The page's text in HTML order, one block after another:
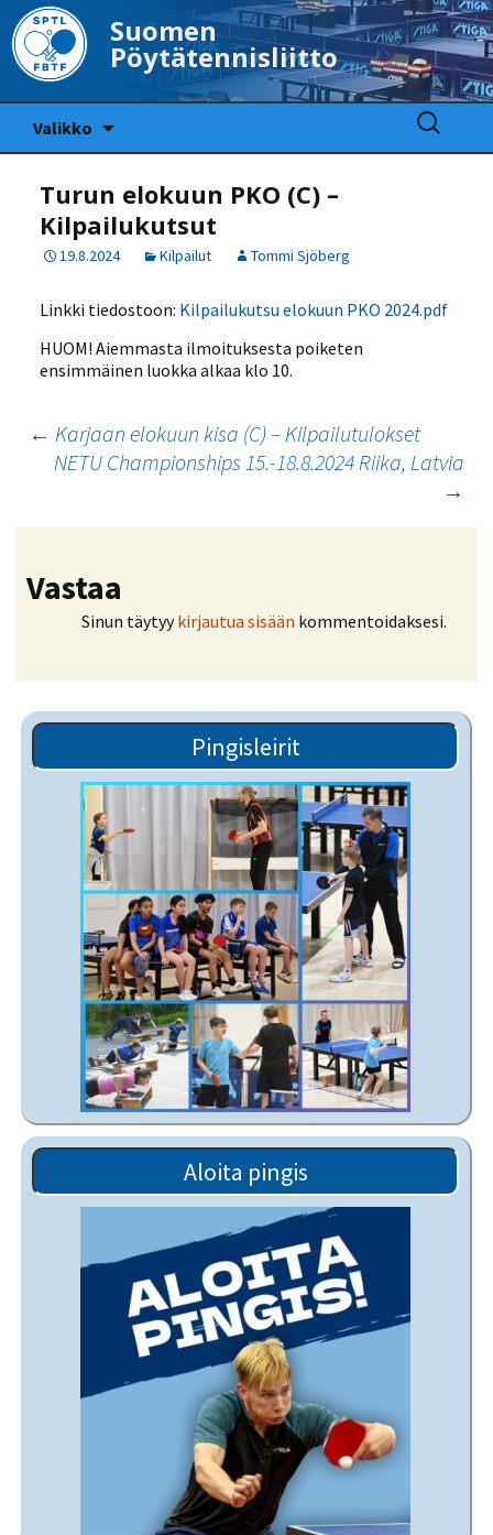
Suomen
Pöytätennisliitto
Valikko
Haku:
Turun elokuun PKO (C) –
Kilpailukutsut
19.8.2024 Kilpailut Tommi Sjöberg
Linkki tiedostoon: Kilpailukutsu elokuun PKO 2024.pdf
HUOM! Aiemmasta ilmoituksesta poiketen
ensimmäinen luokka alkaa klo 10.
Artikkelien
selaus
← Karjaan elokuun kisa (C) – Kilpailutulokset
NETU Championships 15.-18.8.2024 Riika, Latvia
→
Vastaa
Sinun täytyykirjautua sisään kommentoidaksesi.
Pingisleirit
Aloita pingis